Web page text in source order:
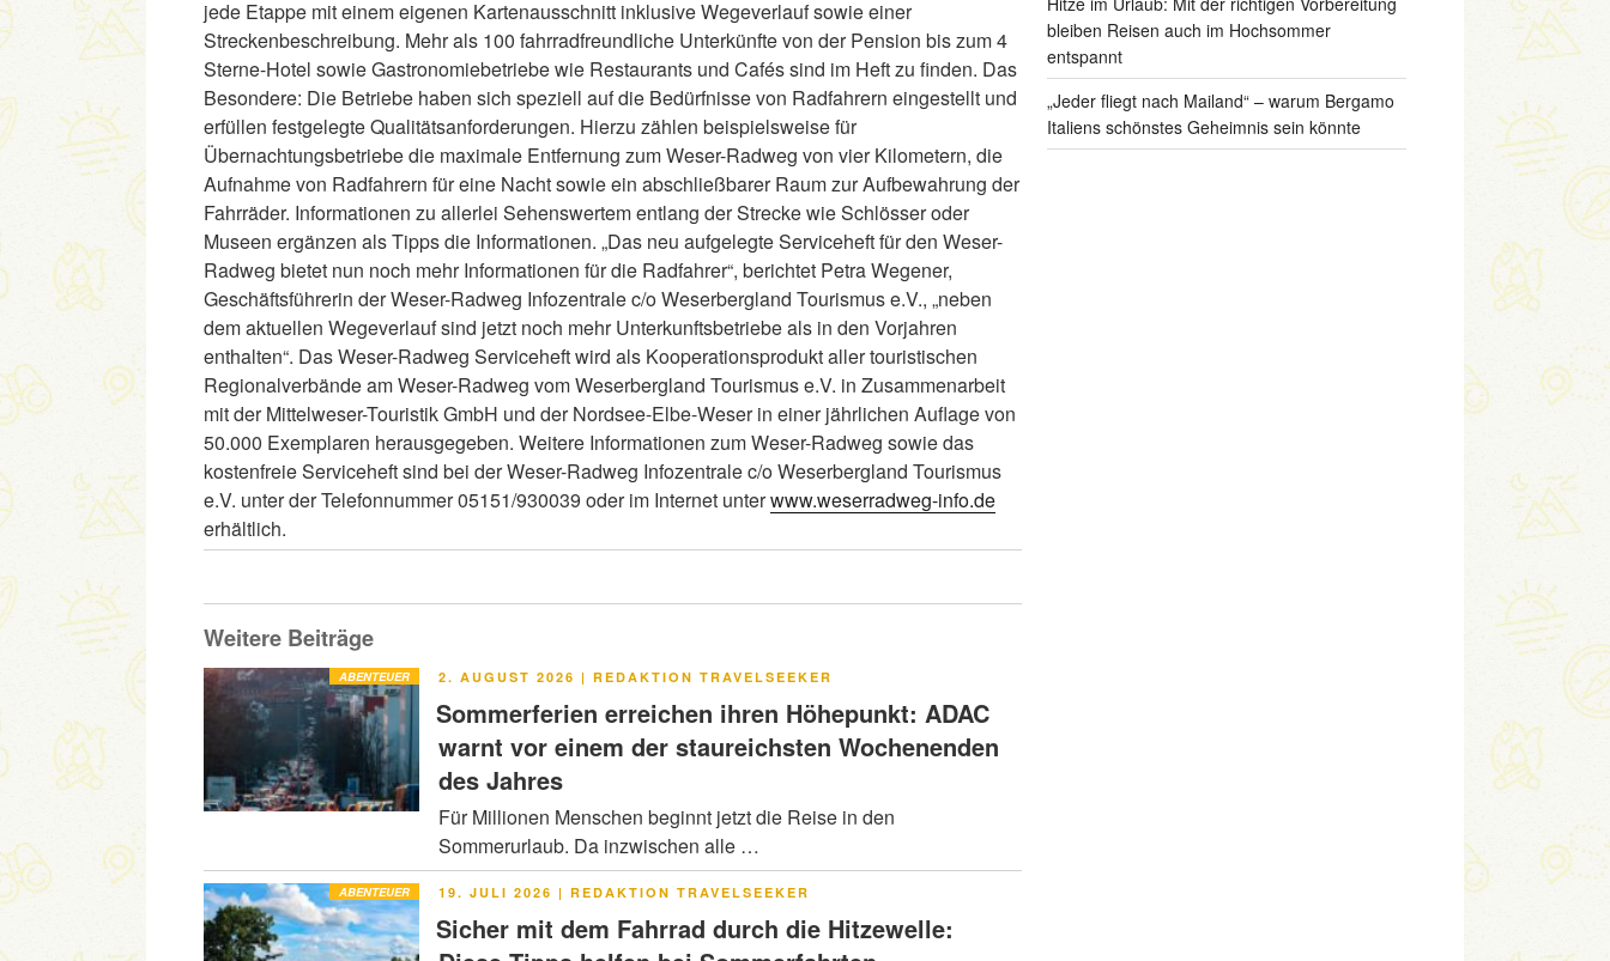
jede Etappe mit einem eigenen Kartenausschnitt inklusive Wegeverlauf sowie einer
Streckenbeschreibung. Mehr als 100 fahrradfreundliche Unterkünfte von der Pension bis zum 4
Sterne-Hotel sowie Gastronomiebetriebe wie Restaurants und Cafés sind im Heft zu finden. Das
Besondere: Die Betriebe haben sich speziell auf die Bedürfnisse von Radfahrern eingestellt und
erfüllen festgelegte Qualitätsanforderungen. Hierzu zählen beispielsweise für
Übernachtungsbetriebe die maximale Entfernung zum Weser-Radweg von vier Kilometern, die
Aufnahme von Radfahrern für eine Nacht sowie ein abschließbarer Raum zur Aufbewahrung der
Fahrräder. Informationen zu allerlei Sehenswertem entlang der Strecke wie Schlösser oder
Museen ergänzen als Tipps die Informationen. „Das neu aufgelegte Serviceheft für den Weser-
Radweg bietet nun noch mehr Informationen für die Radfahrer“, berichtet Petra Wegener,
Geschäftsführerin der Weser-Radweg Infozentrale c/o Weserbergland Tourismus e.V., „neben
dem aktuellen Wegeverlauf sind jetzt noch mehr Unterkunftsbetriebe als in den Vorjahren
enthalten“. Das Weser-Radweg Serviceheft wird als Kooperationsprodukt aller touristischen
Regionalverbände am Weser-Radweg vom Weserbergland Tourismus e.V. in Zusammenarbeit
mit der Mittelweser-Touristik GmbH und der Nordsee-Elbe-Weser in einer jährlichen Auflage von
50.000 Exemplaren herausgegeben. Weitere Informationen zum Weser-Radweg sowie das
kostenfreie Serviceheft sind bei der Weser-Radweg Infozentrale c/o Weserbergland Tourismus
e.V. unter der Telefonnummer 05151/930039 oder im Internet unterwww.weserradweg-info.de
erhältlich.
Weitere Beiträge
ABENTEUER
VERÖFFENTLICHT
2. AUGUST 2026 | REDAKTION TRAVELSEEKER
Sommerferien erreichen ihren Höhepunkt: ADAC
warnt vor einem der staureichsten Wochenenden
des Jahres
Für Millionen Menschen beginnt jetzt die Reise in den
Sommerurlaub. Da inzwischen alle …
ABENTEUER
VERÖFFENTLICHT
19. JULI 2026 | REDAKTION TRAVELSEEKER
Sicher mit dem Fahrrad durch die Hitzewelle:
bleiben Reisen auch im Hochsommer
entspannt
„Jeder fliegt nach Mailand“ – warum Bergamo
Italiens schönstes Geheimnis sein könnte